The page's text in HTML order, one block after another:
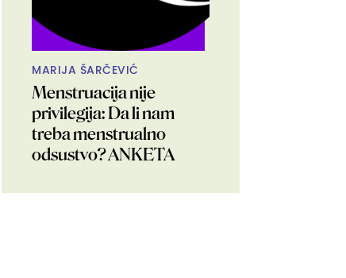
MARIJA ŠARČEVIĆ
Menstruacija nije
privilegija: Da li nam
treba menstrualno
odsustvo? ANKETA